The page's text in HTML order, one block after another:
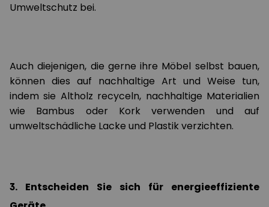
Umweltschutz bei.
Auch diejenigen, die gerne ihre Möbel selbst bauen,
können dies auf nachhaltige Art und Weise tun,
indem sie Altholz recyceln, nachhaltige Materialien
wie Bambus oder Kork verwenden und auf
umweltschädliche Lacke und Plastik verzichten.
3. Entscheiden Sie sich für energieeffiziente